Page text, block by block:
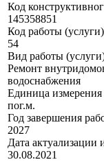
Код
145358851
Код работы
54
Вид работы
Ремонт
водоснабжения
Единица измерения
пог.м.
Год завершения
2027
Дата актуализации
30.08.2021